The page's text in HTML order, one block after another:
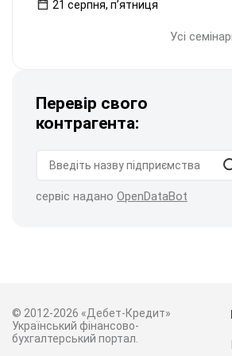
21 серпня, пʼятниця
Усі
Перевір свого
контрагента:
сервіс надано OpenDataBot
© 2012-2026 «Дебет-Кредит»
Український фінансово-
бухгалтерський портал.